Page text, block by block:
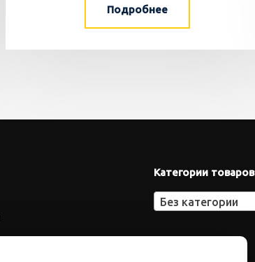
Подробнее
Категории товаров
Без категории